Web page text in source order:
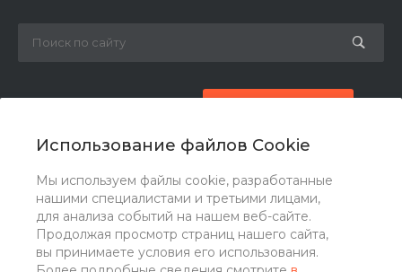
Использование файлов Cookie
Мы используем файлы cookie, разработанные
нашими специалистами и третьими лицами,
для анализа событий на нашем веб-сайте.
Продолжая просмотр страниц нашего сайта,
вы принимаете условия его использования.
zakaz@ogk-opora.ru
г. Москва, г. Москва, ул. 7-я Парковая, 24